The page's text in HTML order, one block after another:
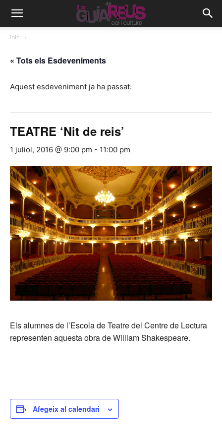
Inici
« Tots els Esdeveniments
Aquest esdeveniment ja ha passat.
TEATRE ‘Nit de reis’
1 juliol, 2016 @ 9:00 pm - 11:00 pm
Els alumnes de l’Escola de Teatre del Centre de Lectura
representen aquesta obra de William Shakespeare.
Afegeix al calendari